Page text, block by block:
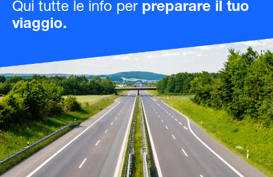
Qui tutte le info per preparare il tuo
viaggio.